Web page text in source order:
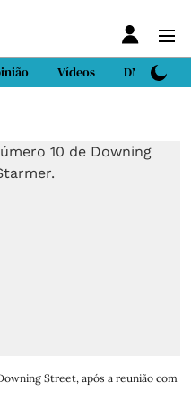
Vídeos DN Sport
Street, após a reunião com